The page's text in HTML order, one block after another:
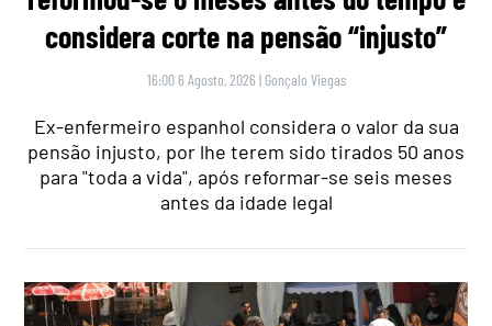
considera corte na pensão “injusto”
16:00 6 Agosto, 2026 | Gonçalo Viegas
Ex-enfermeiro espanhol considera o valor da sua
pensão injusto, por lhe terem sido tirados 50 anos
para "toda a vida", após reformar-se seis meses
antes da idade legal